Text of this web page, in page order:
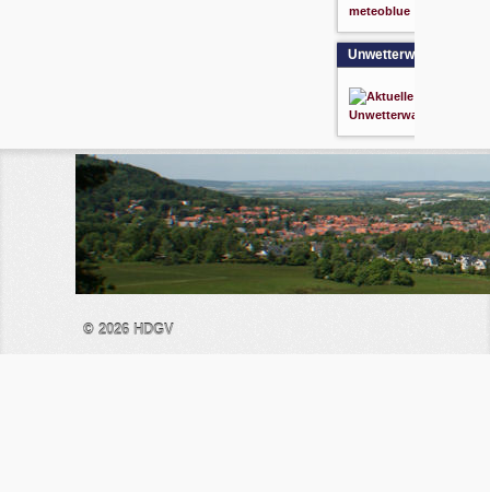
meteoblue
Unwetterwarnung
© 2026 HDGV